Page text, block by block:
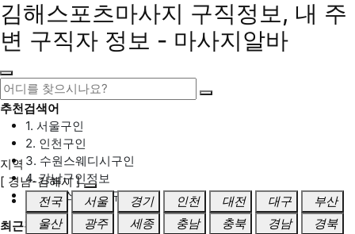
김해스포츠마사지 구직정보, 내 주
변 구직자 정보 - 마사지알바
추천검색어
1. 서울구인
2. 인천구인
3. 수원스웨디시구인
4. 강남구인정보
5. 동탄스웨디시구인
최근검색어
지역
[ 경남-김해시 ]
전국
서울 경기 인천 대전 대구
부산
울산
광주 세종 충남 충북 경남
경북